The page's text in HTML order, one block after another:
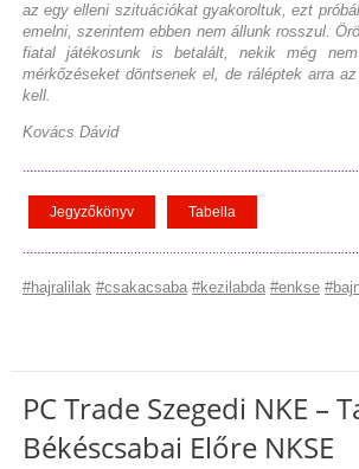
az egy elleni szituációkat gyakoroltuk, ezt
emelni, szerintem ebben nem állunk rosszul.
fiatal játékosunk is betalált, nekik még
mérkőzéseket döntsenek el, de ráléptek arra
kell.
Kovács Dávid
Jegyzőkönyv Tabella
#hajralilak #csakacsaba #kezilabda #enkse
PC Trade Szegedi NKE –
Békéscsabai Előre NKSE